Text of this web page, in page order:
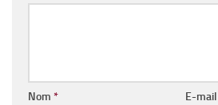
Nom * E-mail